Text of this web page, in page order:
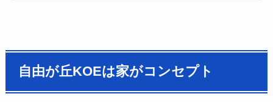
自由が丘KOEは家がコンセプト